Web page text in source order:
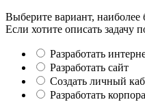
Выберите вариант, наиболее
Если хотите описать задачу
Разработать
Разработать сайт
Создать личный
Разработать